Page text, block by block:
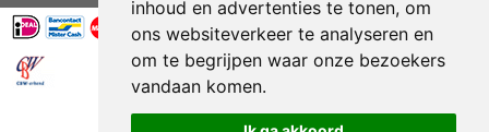
inhoud en advertenties te tonen, om
ons websiteverkeer te analyseren en
om te begrijpen waar onze bezoekers
vandaan komen.
Vloerenvoordelig.nl is een onderdeel van